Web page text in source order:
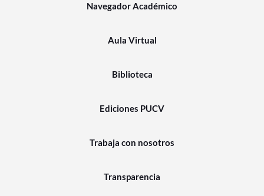
Navegador Académico
Aula Virtual
Biblioteca
Ediciones PUCV
Trabaja con nosotros
Transparencia